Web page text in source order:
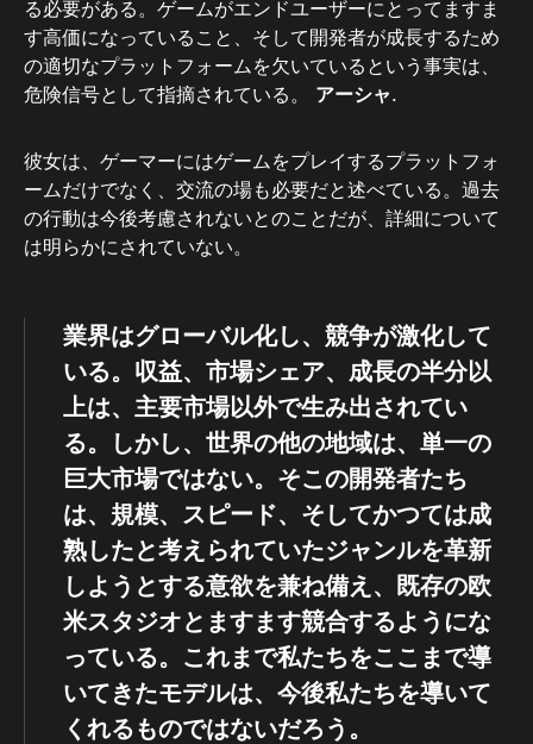
る必要がある。ゲームがエンドユーザーにとってますま
す高価になっていること、そして開発者が成長するため
の適切なプラットフォームを欠いているという事実は、
危険信号として指摘されている。 アーシャ.
彼女は、ゲーマーにはゲームをプレイするプラットフォ
ームだけでなく、交流の場も必要だと述べている。過去
の行動は今後考慮されないとのことだが、詳細について
は明らかにされていない。
業界はグローバル化し、競争が激化して
いる。収益、市場シェア、成長の半分以
上は、主要市場以外で生み出されてい
る。しかし、世界の他の地域は、単一の
巨大市場ではない。そこの開発者たち
は、規模、スピード、そしてかつては成
熟したと考えられていたジャンルを革新
しようとする意欲を兼ね備え、既存の欧
米スタジオとますます競合するようにな
っている。これまで私たちをここまで導
いてきたモデルは、今後私たちを導いて
くれるものではないだろう。